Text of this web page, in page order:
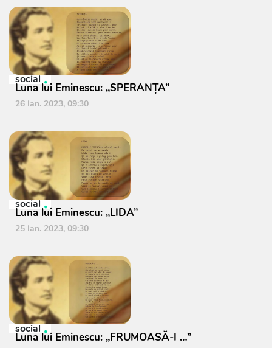
social
Luna lui Eminescu: „SPERANŢA”
26 Ian. 2023, 09:30
social
Luna lui Eminescu: „LIDA”
25 Ian. 2023, 09:30
social
Luna lui Eminescu: „FRUMOASĂ-I …”